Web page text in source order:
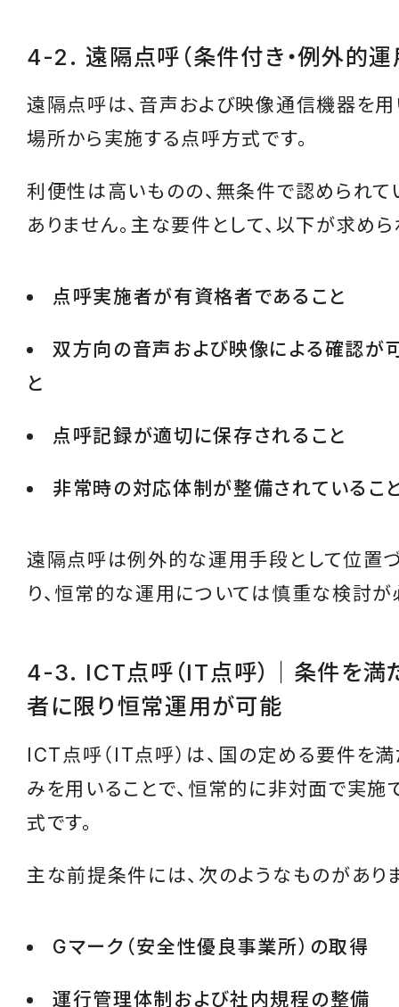
4-2. 遠隔点呼（条件付き・例外的運
遠隔点呼は、音声および映像通信機器を用
場所から実施する点呼方式です。
利便性は高いものの、無条件で認められて
ありません。主な要件として、以下が求めら
点呼実施者が有資格者であること
双方向の音声および映像による確認が
と
点呼記録が適切に保存されること
非常時の対応体制が整備されているこ
遠隔点呼は例外的な運用手段として位置
り、恒常的な運用については慎重な検討が
4-3. ICT点呼（IT点呼）｜条件を満
者に限り恒常運用が可能
ICT点呼（IT点呼）は、国の定める要件を
みを用いることで、恒常的に非対面で実施
式です。
主な前提条件には、次のようなものがあり
Gマーク（安全性優良事業所）の取得
運行管理体制および社内規程の整備